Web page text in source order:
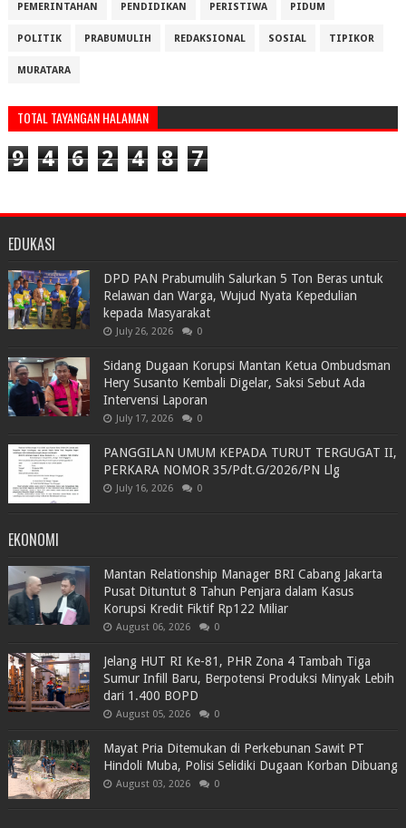
PEMERINTAHAN PENDIDIKAN PERISTIWA PIDUM
POLITIK PRABUMULIH REDAKSIONAL SOSIAL TIPIKOR
MURATARA
TOTAL TAYANGAN HALAMAN
9 4 6 2 4 8 7
EDUKASI
DPD PAN Prabumulih Salurkan 5 Ton Beras untuk
Relawan dan Warga, Wujud Nyata Kepedulian
kepada Masyarakat
July 26, 2026 0
Sidang Dugaan Korupsi Mantan Ketua Ombudsman
Hery Susanto Kembali Digelar, Saksi Sebut Ada
Intervensi Laporan
July 17, 2026 0
PANGGILAN UMUM KEPADA TURUT TERGUGAT II,
PERKARA NOMOR 35/Pdt.G/2026/PN Llg
July 16, 2026 0
EKONOMI
Mantan Relationship Manager BRI Cabang Jakarta
Pusat Dituntut 8 Tahun Penjara dalam Kasus
Korupsi Kredit Fiktif Rp122 Miliar
August 06, 2026 0
Jelang HUT RI Ke-81, PHR Zona 4 Tambah Tiga
Sumur Infill Baru, Berpotensi Produksi Minyak Lebih
dari 1.400 BOPD
August 05, 2026 0
Mayat Pria Ditemukan di Perkebunan Sawit PT
Hindoli Muba, Polisi Selidiki Dugaan Korban Dibuang
August 03, 2026 0